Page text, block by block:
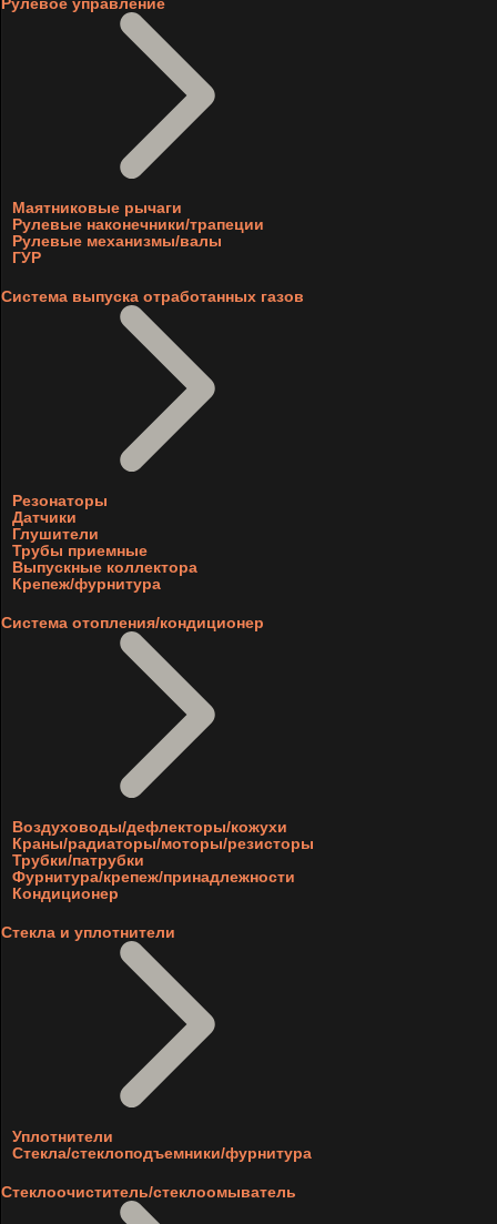
Маятниковые рычаги
Рулевые наконечники/трапеции
Рулевые механизмы/валы
ГУР
Система выпуска отработанных газов
Резонаторы
Датчики
Глушители
Трубы приемные
Выпускные коллектора
Крепеж/фурнитура
Система отопления/кондиционер
Воздуховоды/дефлекторы/кожухи
Краны/радиаторы/моторы/резисторы
Трубки/патрубки
Фурнитура/крепеж/принадлежности
Кондиционер
Стекла и уплотнители
Уплотнители
Стекла/стеклоподъемники/фурнитура
Стеклоочиститель/стеклоомыватель